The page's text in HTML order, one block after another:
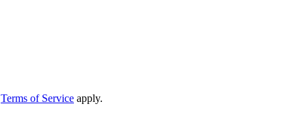
Terms of Service apply.